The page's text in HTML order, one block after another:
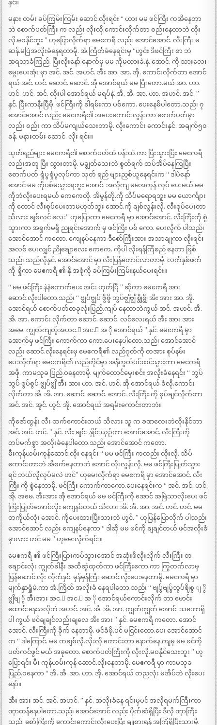
နှင်။
မနား တမ်း ခပ်ကြမ်းကြမ်း ဆောင်.လိုးရင်း “ ဟား မမ ဖင်ကြီး ကအိနေတာ
ဘဲ စောက်ပတ်ကြီး က လည်း လိုးလို.ကောင်းလိုက်တာ စည်းနေတာဘဲ လိုး
လို.မဝနိုင်ဘူး ” ဟုပြောလိုက်ရာ မေဧကရီ လည်း အောင်အောင်. လီးကြီး မ
ဆန်.မပြဲအလိုးခံနေရတာမို. အံ.ကြိတ်ခံနေရင်းမှ “ဟွင်း ဒီဖင်ကြီး စာ ဘဲ
အရသာခံကြည်. ပြီးလိုးနော် နောက်မှ မမ ကိုမထားခဲ.နဲ. အောင်. ကို သားလေး
မွေးပေးအုံး မှာ အင်. အင်. အဟင်. အီး အာ. အာ. အို. ကောင်းလိုက်တာ အောင်
ရယ် အင်. ဟင်. ဆောင်. ဆောင်. အို အောင်ရယ် မမ ပြီးတော.မယ် အာ. ဟာ.
ဟင်. ဟင်. အင်. လိုးပါ အောင်ရယ် မရပ်နဲ. အိ. အိ. အာ. ဟာ. အဟင်. အင်. ”
နှင်. ပြီးကာနီးပြီမို. ဖင်ကြီးကို ခါရမ်းကာ ပစ်ကော. ပေးနေမိပါတော.သည်၊ ၇
အောင်အောင် လည်း မေဧကရီ၏ အပေးကောင်းလွန်းကာ စောက်ပတ်မှာ
လည်း စည်း ကာ သိပ်မကျယ်သေးတာမို. လိုးကောင်း ကောင်းနှင်. အချက်၅၀
ခန်. မနားတမ်း ဆောင်. လိုး ရင်း။
သုတ်ရည်များ မေဧကရီ၏ စောက်ပတ်ထဲ ပန်းထဲ.ကာ ပြီးသွားပြီး မေဧကရီ
လည်းအတူ ပြီး သွားတာမို. မချွတ်သေးဘဲ စွတ်ရက် ထပ်အိပ်နေကြပြီး
စောက်ပတ် ရှုံပွရှုံပွလုပ်ကာ သုတ် ရည် များညှစ်ယူနေရင်းက “ ဒါပဲနော်
အောင် မမ ကိုပစ်မသွားရဘူး အောင်. အလိုကျ မမအကုန် လုပ် ပေးမယ် မမ
ကိုဘဲလိုးပေးရမယ် ကေကေတို. အိမွန်တို.ကို သိပ်မရောရဘူး မမ ယောင်္ကျား
ကို တောင် လီးစုပ်ပေးတာမဟုတ်ဘူး အောင်.ကို ချစ်လွန်းလို. လီးစုပ်ပေးတာ
သိလား ချစ်လင် လေး” ဟုပြောကာ မေဧကရီ မှာ အောင်အောင်. လီးကြီးကို စွဲ
သွားကာ အရှက်မရှိ ညုရင်းအောက် မှ ဖင်ကြီး ပစ် ကော. ပေးလိုက် ပါသည်၊
အောင်အောင် ကတော. ကျေနပ်နေကာ ဒီစော်ကြီးအား အသာချုကာ လိုးရင်း
အလစ် ပေးလျှင် ညိုချောလေး ကေကေ. ကိုပါ လိုးရန်ကြံစည် နေတာ ဖြစ်
သည်၊ သည်လိုနှင်. အောင်အောင် မှာ လီးပြန်တောင်လာတာမို. လက်နှစ်ဖက်
ကို ရှိုကာ မေဧကရီ ၏ နို.အစုံကို ခပ်ကြမ်းကြမ်းနယ်ပေးရင်း။
“ မမ ဖင်ကြီး နဲနဲကောက်ပေး အင်း ဟုတ်ပြီ ” ဆိုကာ မေဧကရီ အား
ဆောင်.လိုးပါတော.သည်၊ “ ဗျွပ်ဗျွပ် ဇွိဇွိ ဘွပ်ဗျွိဗျွိ ဈွိဈွိ အီး အား အာ. အို.
အောင်ရယ် စောက်ပတ်တခုလုံးပြည်.ကျပ် နေတာဘဲကွယ် အင်. အဟင်. အိ.
အိ. အာ. ကောင်း လိုက်တာ ဆောင်. ဆောင်. လင်လေးရယ် အီး အား အား
အမေ. ကျွတ်ကျတွ်အဟင.် အင.် အ ို အောင်ရယ် ” နှင်. မေဧကရီ မှာ
အောက်မှ ဖင်ကြီး ကောက်ကာ ကော.ပေးနေပါတော.သည်၊ အောင်အောင်
လည်း ဆောင်.လိုးနေရင်းမှ မေဧကရီ၏ လည်ဂုတ်ကို တအား စုပ်နမ်း
ပေးလိုက်ရာ မေဧကရီ၏ လည်တိုင်မှာ အနီကွတ်ပင်ထင်သွားကာ မေဧကရီ
အဖို. ကာမသုခ ပြည်.ဝနေတာမို. မျက်တောင်မှေးစင်း အလိုးခံနေရင်း “ ဘွပ်
ဘွပ် စွပ်စွပ် ဗျွပ်ဗျွိ အီး အား ဟာ. အင်. ဟင်. အို အောင်ရယ် ခံလို.ကောင်း
လိုက်တာ အိ. အိ. အာ. ဆောင်. ဆောင်. အောင်. လီးကြီး ကို စုပ်ချင်လိုက်တာ
အင်. အင်. အွင်. ဟွင်. အို. အောင်ရယ် အရမ်းကောင်းတာဘဲ။
ကိုဇော်ထွန်း လီး ထက်ကောင်းတယ် သိလား သူ က ခဏလေးဘဲလိုးနိုင်တာ
အင်. အင်. ဟင်. ” နှင်. လီး ချင်း နှိုင်းယှဉ်ကာ အောင်အောင်. လီးကြီးကို
တပ်မက်စွာ အလိုးခံနေပါတော.သည်၊ အောင်အောင် ကတော.
မီးကုန်ယမ်းကုန်ဆောင်.လိုး နေရင်း “ မမ ဖင်ကြီး ကလည်း လိုးလို. သိပ်
ကောင်းတာဘဲ အိစက်နေတာဘဲ အောင် လိုးလွန်းလို. မမ ဖင်ကြီးပြုတ်သွား
ရင် ဘယ်လိုလုပ်မလဲ ဟင်” ဟုမေးလိုက်ရာ မေဧကရီ မှာ အောင်အောင်. လီး
ကြီး ကို စွဲနေတာမို. ဖင်ကြီး ကောက်ကာကော.ပေးနေရင်းက “ အင်. အင်. ဟင်.
အို. အမေ. အီးအား အို အောင်ရယ် မမ ဖင်ကြီးကို အောင် အမြဲသာလိုးပေး ဖင်
ကြီးပြုတ်အောင်လိုး ကျေနပ်တယ် သိလား အိ. အိ. အာ. အင်. ဟင်. ဟင်. မမ
တကိုယ်လုံး အောင်. ကိုပေးထားပြီးသားဘဲ ဟွင်. ” ဟုပြန်ပြောလိုက် ပါသည်၊
အောင်အောင် လည်း ကျေနပ်နေကာ “ ဒါဆို မမ ဖင်ကို ချချင်တယ် ဖင်အလိုးခံ
မှာလား ဟင် မမ ” ဟုမေးလိုက်ရင်း။
မေဧကရီ ၏ ဖင်ကြီးပြားကပ်သွားအောင် အဆုံးဖိလိုးလိုက် လီးကြီး တ
ချောင်းလုံး ကျွတ်ခါနီး အထိဆွဲထုတ်ကာ ဖင်ကြီးကော.ကာ ကြွတက်လာမှ
ပြန်ဆောင်.လိုး လိုက်နှင်. မှန်မှန်ကြီး ဆောင်.လိုးပေးနေတာမို. မေဧကရီ မှာ
မျက်နှာရှုံမဲ.ကာ အံ.ကြိတ် အလိုးခံ နေရပါတော.သည်၊ “ ဗျပွ်ဗျပွ်ဘွပ်ဈိစွ ျ ွိ
ဗျွိဗျ ွိ အီးအား အင.် အင.် အ ို အောင်ရယ်ကောင်းလိုက် တာ မောင်း
ထောင်းနေသလိုဘဲ အဟင်. အင်. အိ. အိ. အာ. ကျွတ်ကျွတ် အောင်. သဘောရှိ
ပါ ကွယ် ဖင်ချချင်လည်းချလေ အီး အား ” နှင်. မေဧကရီ ကတော. အောင်
အောင်. လီးကြီးကို ခိုက် နေတာမို. ဖင်ခံဖို.ပင် မငြင်းတော.ပေ၊ အောင်အောင်
က “ ဒါကြောင်. မမ ကချစ်လို.လိုးလို.ကောင်းတာ နောက်နေ.ကျမှ မမ ဖင်ကို
ပတ်ကင်ဖွင်.မယ် အခုတော. စောက်ပတ်ကြီးကို လိုးလို.မဝနိုင်သေးဘူး ” ဟု
ပြောရင်း မီး ကုန်ယမ်းကုန် ဆောင်.လိုးနေတာမို. မေဧကရီ မှာ ကာမသုခ
ပြည်.ဝနေကာ “ အိ. အိ. အာ. ဟာ. အို. အောင်ရယ် တညလုံး မအိပ်ဘဲ လိုးပေး
နော်။
အီး အား အင်. အင်. အဟင်. ” နှင်. အလိုးခံနေ ရင်းမှပင် အလိုရမက်ကြီးကာ
ဏှာထန်နေပါတော.သည်၊ အောင်အောင် လည်း ပိုက်ဆံရှိပြီး ဒီလို ဏှာကြီး
သည်. စော်ကြီးကို ကောင်းကောင်းလိုးပေးပြီး ချုစားရန် အကြံရှိပြီးသားမို.